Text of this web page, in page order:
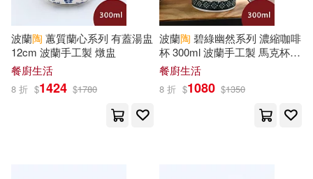
胡妙芬(40)
グラフィティジャパン(39)
江西高校出版社(104)
中華書局(103)
聯經出版公司(99)
波蘭陶 蕙質蘭心系列 有蓋湯盅
12cm 波蘭手工製 燉盅
餐廚生活
8 折 $1424 $1780
波蘭陶 碧綠幽然系列 濃縮咖啡
杯 300ml 波蘭手工製 馬克杯
咖啡杯 水杯 茶杯
餐廚生活
8 折 $1080 $1350